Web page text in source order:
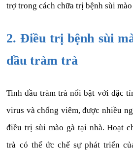
trợ trong cách chữa trị bệnh sùi mào
2. Điều trị bệnh sùi
dầu tràm trà
Tinh dầu tràm trà nổi bật với đặc
virus và chống viêm, được nhiều
điều trị sùi mào gà tại nhà. Hoạt
trà có thể ức chế sự phát triển